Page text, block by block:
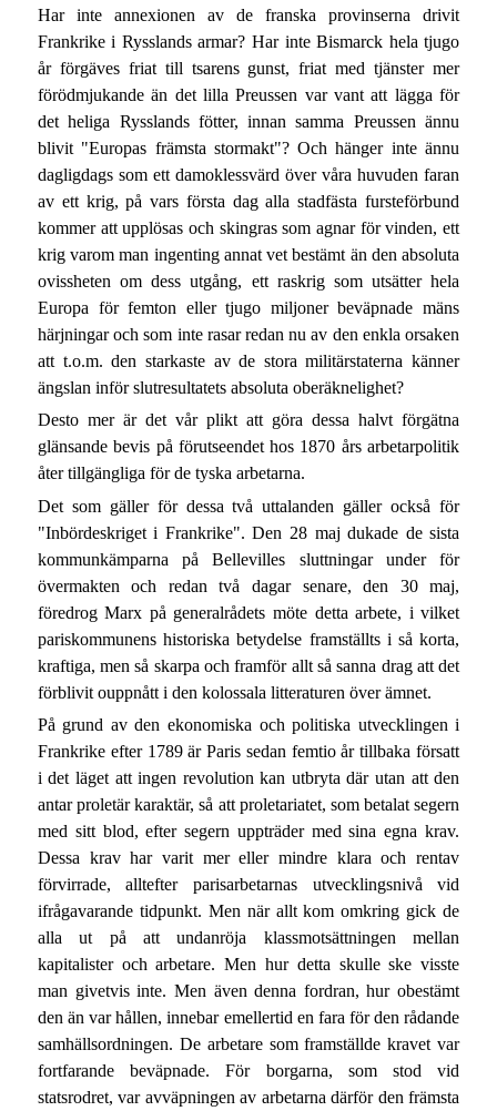
Har inte annexionen av de franska provinserna drivit
Frankrike i Rysslands armar? Har inte Bismarck hela tjugo
år förgäves friat till tsarens gunst, friat med tjänster mer
förödmjukande än det lilla Preussen var vant att lägga för
det heliga Rysslands fötter, innan samma Preussen ännu
blivit "Europas främsta stormakt"? Och hänger inte ännu
dagligdags som ett damoklessvärd över våra huvuden faran
av ett krig, på vars första dag alla stadfästa fursteförbund
kommer att upplösas och skingras som agnar för vinden, ett
krig varom man ingenting annat vet bestämt än den absoluta
ovissheten om dess utgång, ett raskrig som utsätter hela
Europa för femton eller tjugo miljoner beväpnade mäns
härjningar och som inte rasar redan nu av den enkla orsaken
att t.o.m. den starkaste av de stora militärstaterna känner
ängslan inför slutresultatets absoluta oberäknelighet?
Desto mer är det vår plikt att göra dessa halvt förgätna
glänsande bevis på förutseendet hos 1870 års arbetarpolitik
åter tillgängliga för de tyska arbetarna.
Det som gäller för dessa två uttalanden gäller också för
"Inbördeskriget i Frankrike". Den 28 maj dukade de sista
kommunkämparna på Bellevilles sluttningar under för
övermakten och redan två dagar senare, den 30 maj,
föredrog Marx på generalrådets möte detta arbete, i vilket
pariskommunens historiska betydelse framställts i så korta,
kraftiga, men så skarpa och framför allt så sanna drag att det
förblivit ouppnått i den kolossala litteraturen över ämnet.
På grund av den ekonomiska och politiska utvecklingen i
Frankrike efter 1789 är Paris sedan femtio år tillbaka försatt
i det läget att ingen revolution kan utbryta där utan att den
antar proletär karaktär, så att proletariatet, som betalat segern
med sitt blod, efter segern uppträder med sina egna krav.
Dessa krav har varit mer eller mindre klara och rentav
förvirrade, alltefter parisarbetarnas utvecklingsnivå vid
ifrågavarande tidpunkt. Men när allt kom omkring gick de
alla ut på att undanröja klassmotsättningen mellan
kapitalister och arbetare. Men hur detta skulle ske visste
man givetvis inte. Men även denna fordran, hur obestämt
den än var hållen, innebar emellertid en fara för den rådande
samhällsordningen. De arbetare som framställde kravet var
fortfarande beväpnade. För borgarna, som stod vid
statsrodret, var avväpningen av arbetarna därför den främsta